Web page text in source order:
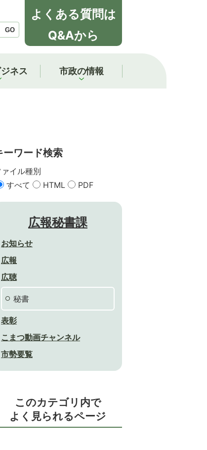
GO
よくある質問は
Q&Aから
ネス 市政の情報
ーワード検索
ァイル種別
すべて
HTML PDF
広報秘書課
お知らせ
広報
広聴
秘書
表彰
こまつ動画チャンネル
市勢要覧
このカテゴリ内で
よく見られるページ